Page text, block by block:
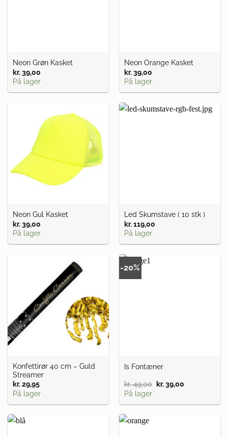
Neon Grøn Kasket
kr.39,00
På lager
Neon Orange Kasket
kr.39,00
På lager
Neon Gul Kasket
kr.39,00
På lager
Led Skumstave ( 10 stk )
kr.119,00
På lager
Konfettirør 40 cm – Guld
Streamer
kr.29,95
På lager
-20%
Is Fontæner
kr.49,00
Den
var:
kr.39,00
er:
På lager